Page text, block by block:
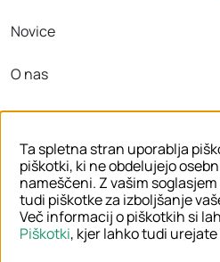
Novice
O nas
Območne enote
© 2026 ZVKDS
PRAVNO OBVESTILO
Ta spletna stran uporablja
piškotki, ki ne obdelujejo
nameščeni. Z vašim
tudi piškotke za izboljšanje
Več informacij o piškotkih si
Piškotki, kjer lahko tudi